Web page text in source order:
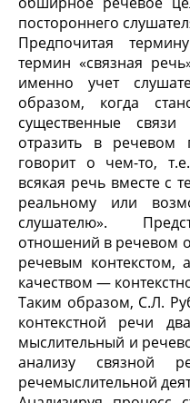
постороннего
Предпочитая
термин «связная
именно учет
образом, когда
существенные связи
отразить в речевом
говорит о чем-то,
всякая речь вместе с
реальному или
слушателю».
отношений в речевом
речевым
качеством —
Таким образом, С.Л.
контекстной речи
мыслительный и
анализу связной
речемыслительной